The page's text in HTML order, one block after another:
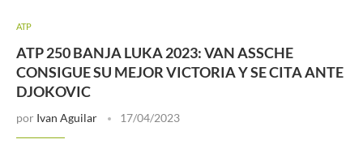
ATP
ATP 250 BANJA LUKA 2023: VAN ASSCHE
CONSIGUE SU MEJOR VICTORIA Y SE CITA ANTE
DJOKOVIC
por Ivan Aguilar 17/04/2023